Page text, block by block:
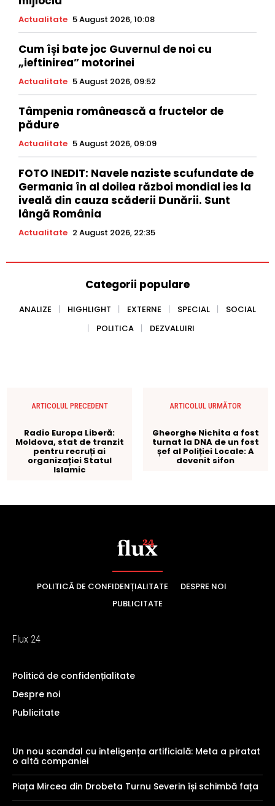
POLITICĂ DE CONFIDENȚIALITATE
DESPRE NOI
PUBLICITATE
Flux 24
Politică de confidențialitate
Despre noi
Publicitate
Un nou scandal cu inteligența artificială: Meta a piratat
o altă companiei
Piața Mircea din Drobeta Turnu Severin își schimbă fața